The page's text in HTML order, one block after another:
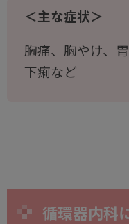
＜主な症状＞
胸痛、胸やけ、
下痢など
循環器内科